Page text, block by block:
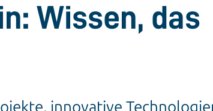
Wissen, das
innovative